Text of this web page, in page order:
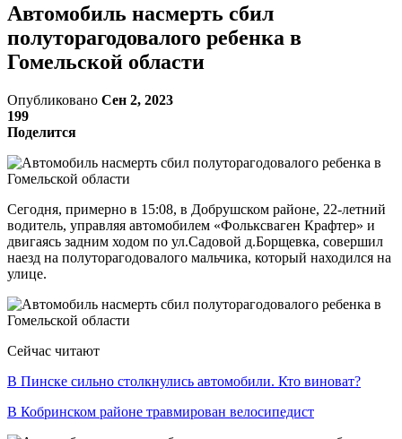
Автомобиль насмерть сбил
полуторагодовалого ребенка в
Гомельской области
Опубликовано Сен 2, 2023
199
Поделится
Сегодня, примерно в 15:08, в Добрушском районе, 22-летний
водитель, управляя автомобилем «Фольксваген Крафтер» и
двигаясь задним ходом по ул.Садовой д.Борщевка, совершил
наезд на полуторагодовалого мальчика, который находился на
улице.
Сейчас читают
В Пинске сильно столкнулись автомобили. Кто виноват?
В Кобринском районе травмирован велосипедист